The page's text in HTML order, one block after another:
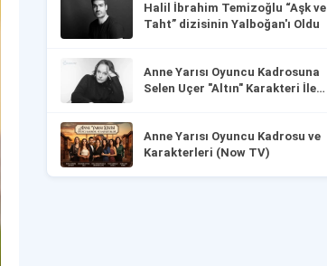
Halil İbrahim Temizoğlu “Aşk ve
Taht” dizisinin Yalboğan'ı Oldu
Anne Yarısı Oyuncu Kadrosuna
Selen Uçer "Altın" Karakteri İle
Anne Yarısı Oyuncu Kadrosu ve
Karakterleri (Now TV)